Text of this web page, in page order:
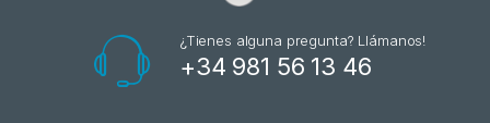
¿Tienes alguna pregunta? Llámanos!
+34 981 56 13 46